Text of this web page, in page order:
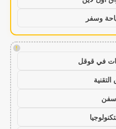
وسفر
!
في قوقل